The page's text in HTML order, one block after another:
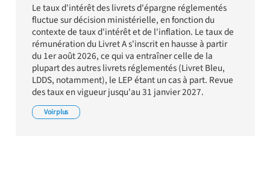
Le taux d'intérêt des livrets d'épargne réglementés
fluctue sur décision ministérielle, en fonction du
contexte de taux d'intérêt et de l'inflation. Le taux de
rémunération du Livret A s'inscrit en hausse à partir
du 1er août 2026, ce qui va entraîner celle de la
plupart des autres livrets réglementés (Livret Bleu,
LDDS, notamment), le LEP étant un cas à part. Revue
des taux en vigueur jusqu'au 31 janvier 2027.
Voir plus